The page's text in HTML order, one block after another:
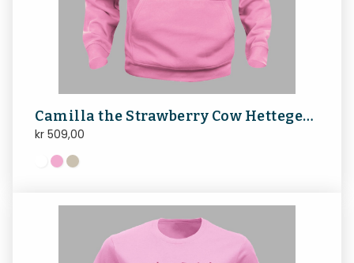
Camilla the Strawberry Cow Hettegenseren
kr 509,00